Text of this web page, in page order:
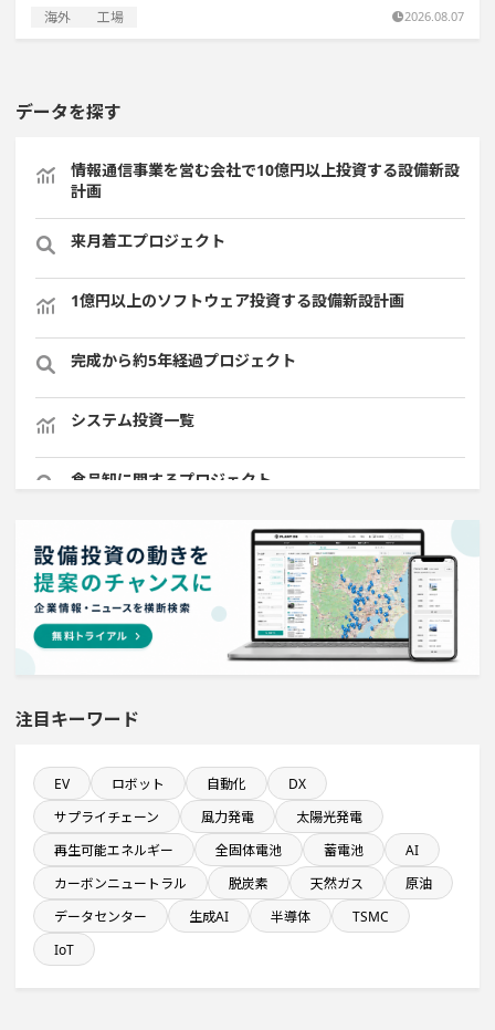
海外 工場 2026.08.07
データを探す
情報通信事業を営む会社で10億円以上投資する設備新設
計画
来月着工プロジェクト
1億円以上のソフトウェア投資する設備新設計画
完成から約5年経過プロジェクト
システム投資一覧
食品卸に関するプロジェクト
売上高が100億円以上の企業一覧
新規雇用者数100名以上プロジェクト
従業員数が100人以上の企業一覧
半導体設備に投資する設備新設計画
医薬品工場のプロジェクト
平均臨時雇用人員数が100人以上の企業一覧
半導体セグメントに投資する設備新設計画
九州地方で投資額10億円以上プロジェクト
注目キーワード
EV ロボット 自動化
DX
サプライチェーン
風力発電
太陽光発電
再生可能エネルギー
全固体電池 蓄電池
AI
カーボンニュートラル
脱炭素 天然ガス
原油
データセンター
生成AI 半導体
TSMC
IoT